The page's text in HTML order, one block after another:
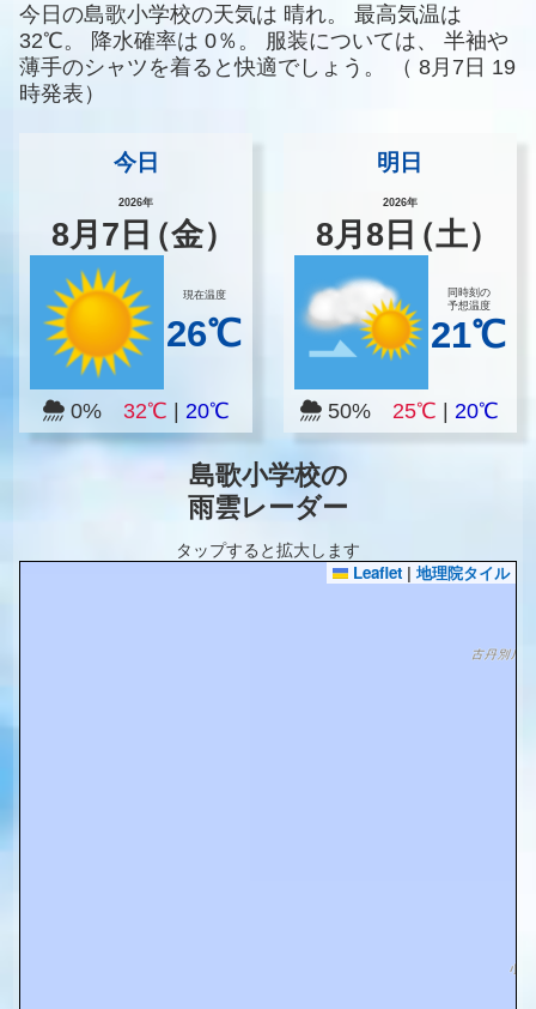
今日の島歌小学校の天気は 晴れ。
最高気温は
32℃。
降水確率は 0％。 服装については、
半袖や
薄手のシャツを着ると快適でしょう。
（ 8月7日 19
時発表）
今日
2026年
8月 7 日（金）
現在温度
26℃
0% 32℃ 20℃
明日
2026年
8月8 日（土）
同時刻の
予想温度
21℃
50% 25℃ |20℃
島歌小学校の
雨雲レーダー
タップすると拡大します
Leaflet | 地理院タイル